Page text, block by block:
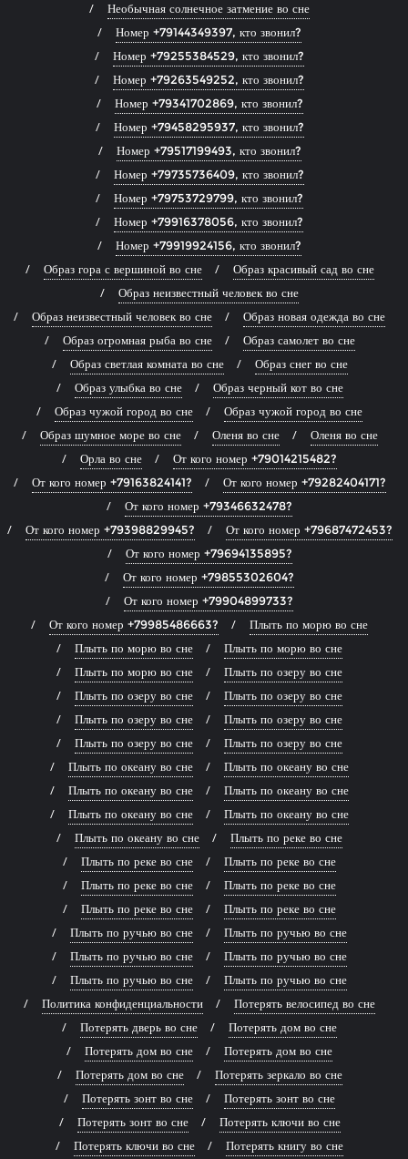
Необычная солнечное затмение во сне
Номер +79144349397, кто звонил?
Номер +79255384529, кто звонил?
Номер +79263549252, кто звонил?
Номер +79341702869, кто звонил?
Номер +79458295937, кто звонил?
Номер +79517199493, кто звонил?
Номер +79735736409, кто звонил?
Номер +79753729799, кто звонил?
Номер +79916378056, кто звонил?
Номер +79919924156, кто звонил?
Образ гора с вершиной во сне
Образ красивый сад во сне
Образ неизвестный человек во сне
Образ неизвестный человек во сне
Образ новая одежда во сне
Образ огромная рыба во сне
Образ самолет во сне
Образ светлая комната во сне
Образ снег во сне
Образ улыбка во сне
Образ черный кот во сне
Образ чужой город во сне
Образ чужой город во сне
Образ шумное море во сне
Оленя во сне
Оленя во сне
Орла во сне
От кого номер +79014215482?
От кого номер +79163824141?
От кого номер +79282404171?
От кого номер +79346632478?
От кого номер +79398829945?
От кого номер +79687472453?
От кого номер +79694135895?
От кого номер +79855302604?
От кого номер +79904899733?
От кого номер +79985486663?
Плыть по морю во сне
Плыть по морю во сне
Плыть по морю во сне
Плыть по морю во сне
Плыть по озеру во сне
Плыть по озеру во сне
Плыть по озеру во сне
Плыть по озеру во сне
Плыть по озеру во сне
Плыть по озеру во сне
Плыть по озеру во сне
Плыть по океану во сне
Плыть по океану во сне
Плыть по океану во сне
Плыть по океану во сне
Плыть по океану во сне
Плыть по океану во сне
Плыть по океану во сне
Плыть по реке во сне
Плыть по реке во сне
Плыть по реке во сне
Плыть по реке во сне
Плыть по реке во сне
Плыть по реке во сне
Плыть по реке во сне
Плыть по ручью во сне
Плыть по ручью во сне
Плыть по ручью во сне
Плыть по ручью во сне
Плыть по ручью во сне
Плыть по ручью во сне
Политика конфиденциальности
Потерять велосипед во сне
Потерять дверь во сне
Потерять дом во сне
Потерять дом во сне
Потерять дом во сне
Потерять дом во сне
Потерять зеркало во сне
Потерять зонт во сне
Потерять зонт во сне
Потерять зонт во сне
Потерять ключи во сне
Потерять ключи во сне
Потерять книгу во сне